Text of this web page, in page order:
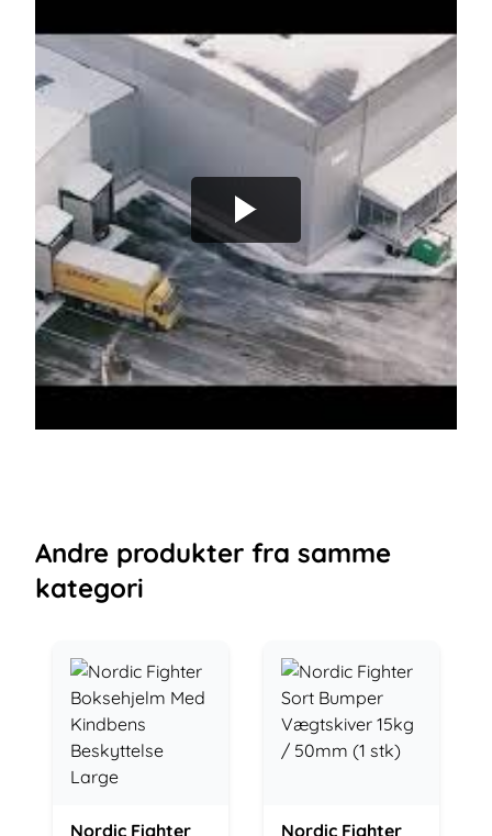
Andre produkter fra samme
kategori
Nordic Fighter Nordic Fighter